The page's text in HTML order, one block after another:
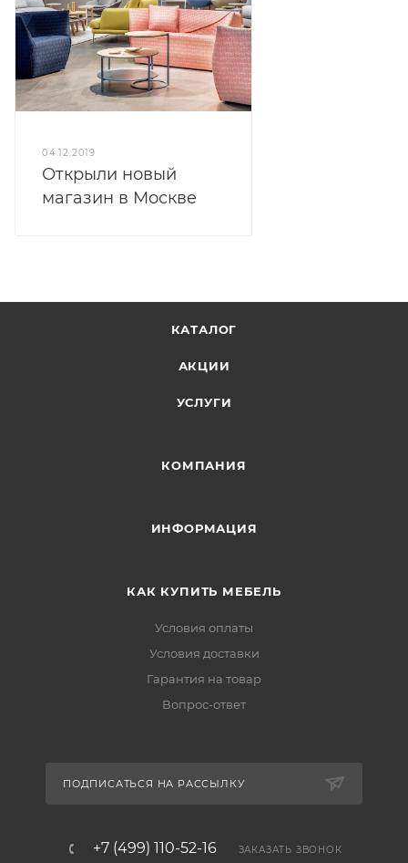
04.12.2019
Открыли новый
магазин в Москве
КАТАЛОГ
АКЦИИ
УСЛУГИ
КОМПАНИЯ
ИНФОРМАЦИЯ
КАК КУПИТЬ МЕБЕЛЬ
Условия оплаты
Условия доставки
Гарантия на товар
Вопрос-ответ
ПОДПИСАТЬСЯ НА РАССЫЛКУ
+7 (499) 110-52-16 ЗАКАЗАТЬ ЗВОНОК